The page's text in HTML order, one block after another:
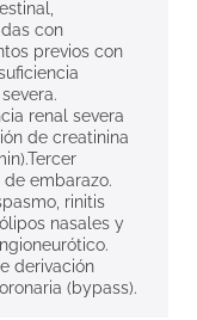
con
previos con
renal severa
de creatinina
embarazo.
rinitis
nasales y
derivación
(bypass).